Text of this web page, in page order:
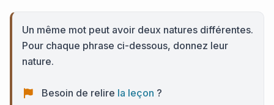
Un même mot peut avoir deux natures différentes.
Pour chaque phrase ci-dessous, donnez leur
nature.
Besoin de relire la leçon ?